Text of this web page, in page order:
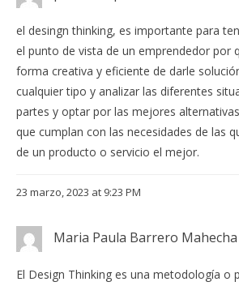
el desingn thinking, es importante para
el punto de vista de un emprendedor por
forma creativa y eficiente de darle
cualquier tipo y analizar las diferentes
partes y optar por las mejores
que cumplan con las necesidades de las
de un producto o servicio el mejor.
23 marzo, 2023 at 9:23 PM
Maria Paula Barrero Mahecha
El Design Thinking es una metodología o